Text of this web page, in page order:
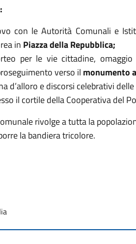
con le Autorità Comunali e
in Piazza della Repubblica;
per le vie cittadine,
verso il monumento
d’alloro e discorsi celebrativi
il cortile della Cooperativa del
rivolge a tutta la
la bandiera tricolore.